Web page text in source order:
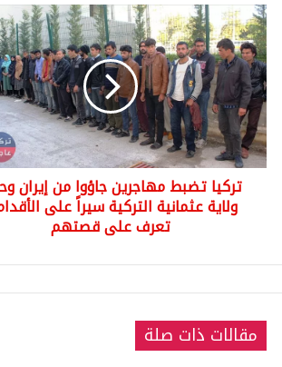
تركيا
تضبط
مهاجرين
جاؤوا
من
إيران
وحتى
ولاية
عثمانية
التركية
..
على
قصتهم
تركيا تضبط مهاجرين جاؤوا من إيران
ولاية عثمانية التركية سيراً على
تعرف على قصتهم
مقالات ذات صلة